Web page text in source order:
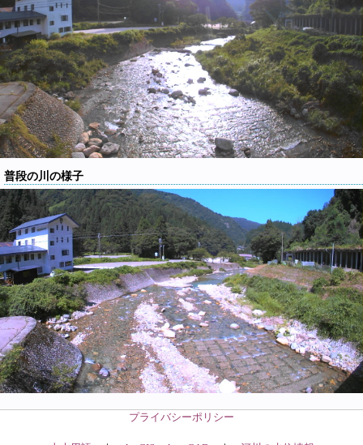
普段の川の様子
プライバシーポリシー